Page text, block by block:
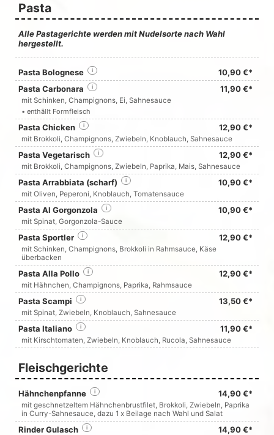
Pasta
Alle Pastagerichte werden mit Nudelsorte nach Wahl
hergestellt.
Pasta Bolognese 10,90 €*
i
Pasta Carbonara 11,90 €*
i
mit Schinken, Champignons, Ei, Sahnesauce
• enthällt Formfleisch
Pasta Chicken 12,90 €*
i
mit Brokkoli, Champignons, Zwiebeln, Knoblauch, Sahnesauce
Pasta Vegetarisch 12,90 €*
i
mit Brokkoli, Champignons, Zwiebeln, Paprika, Mais, Sahnesauce
Pasta Arrabbiata (scharf) 10,90 €*
i
mit Oliven, Peperoni, Knoblauch, Tomatensauce
Pasta Al Gorgonzola 10,90 €*
i
mit Spinat, Gorgonzola-Sauce
Pasta Sportler 12,90 €*
i
mit Schinken, Champignons, Brokkoli in Rahmsauce, Käse
überbacken
Pasta Alla Pollo 12,90 €*
i
mit Hähnchen, Champignons, Paprika, Rahmsauce
Pasta Scampi 13,50 €*
i
mit Spinat, Zwiebeln, Knoblauch, Sahnesauce
Pasta Italiano 11,90 €*
i
mit Kirschtomaten, Zwiebeln, Knoblauch, Rucola, Sahnesauce
Fleischgerichte
Hähnchenpfanne 14,90 €*
i
mit geschnetzeltem Hähnchenbrustfilet, Brokkoli, Zwiebeln, Paprika
in Curry-Sahnesauce, dazu 1 x Beilage nach Wahl und Salat
Rinder Gulasch 14,90 €*
i